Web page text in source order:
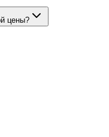
— 35 ₽ за 100.
цены?
стоимость — 35 ₽ за